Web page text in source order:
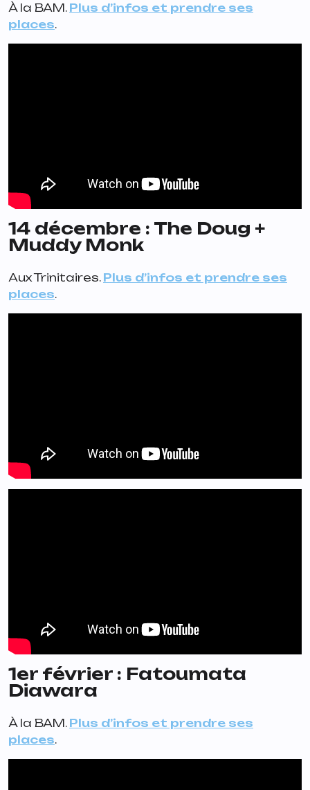
À la BAM. Plus d’infos et prendre ses
places.
14 décembre : The Doug +
Muddy Monk
Aux Trinitaires. Plus d’infos et prendre ses
places.
1er février : Fatoumata
Diawara
À la BAM. Plus d’infos et prendre ses
places.